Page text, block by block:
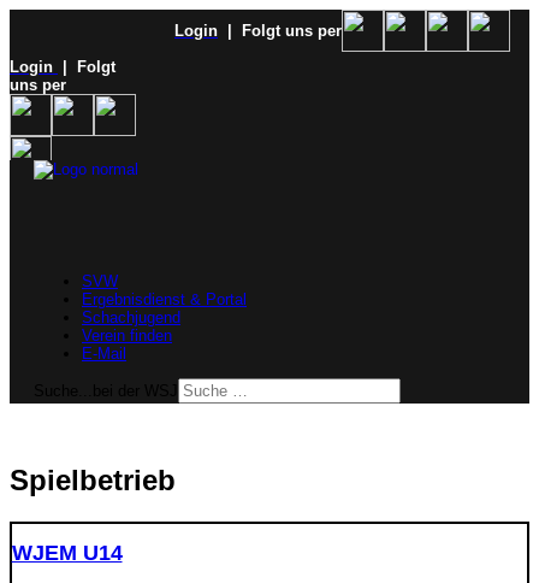
Login
| Folgt uns per
Login
| Folgt
uns per
SVW
Ergebnisdienst & Portal
Schachjugend
Verein finden
E-Mail
Spielbetrieb
WJEM U14